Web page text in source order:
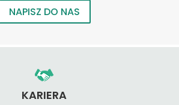
NAPISZ DO NAS
KARIERA